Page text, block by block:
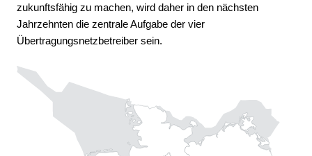
zukunftsfähig zu machen, wird daher in den nächsten
Jahrzehnten die zentrale Aufgabe der vier
Übertragungsnetzbetreiber sein.